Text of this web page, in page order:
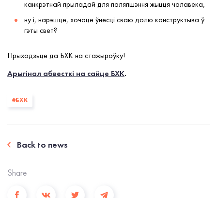
канкрэтнай прыладай для паляпшэння жыцця чалавека,
ну і, нарэшце, хочаце ўнесці сваю долю канструктыва ў
гэты свет?
Прыходзьце да БХК на стажыроўку!
Арыгінал абвесткі на сайце БХК.
#БХК
Back to news
Share